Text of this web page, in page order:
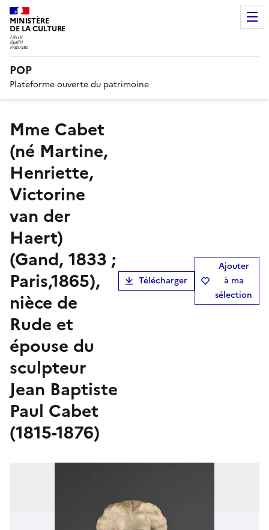
MINISTÈRE
DE LA CULTURE
POP
Plateforme ouverte du patrimoine
Mme Cabet
(né Martine,
Henriette,
Victorine
van der
Haert)
(Gand, 1833 ;
Paris,1865),
nièce de
Rude et
épouse du
sculpteur
Jean Baptiste
Paul Cabet
(1815-1876)
Télécharger
Ajouter
à ma
sélection